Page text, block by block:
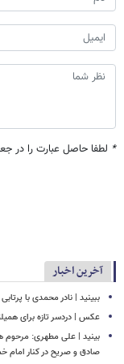
* لطفا حاصل عبارت را در
آخرین اخبار
ببینید | نادر محمدی با
عکس | دردسر تازه برای
بینید | علی مطهری: مرحوم
صادق و صریح در کنار امام